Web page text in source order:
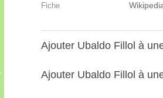
Fiche
Ajouter Ubaldo Fillol à
Ajouter Ubaldo Fillol à